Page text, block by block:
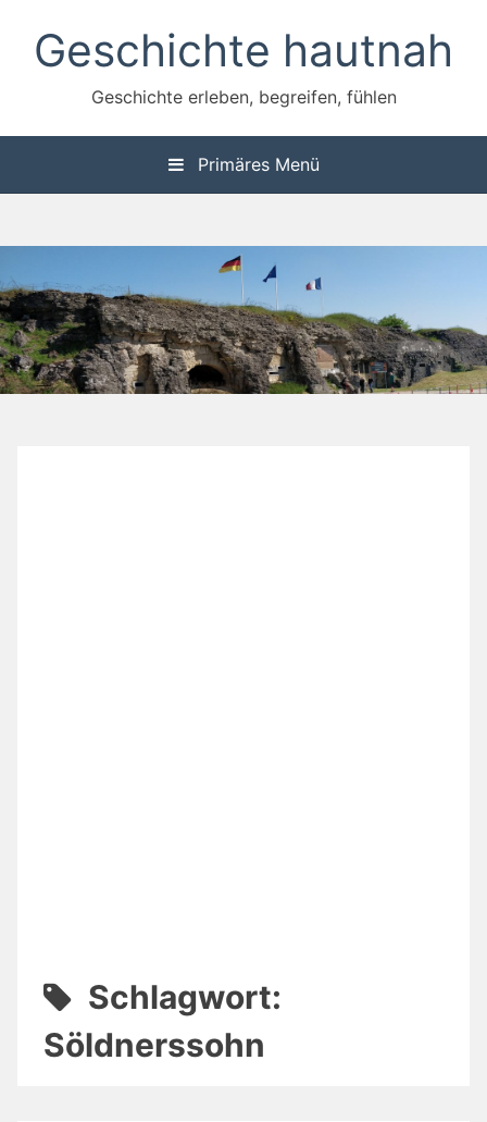
Inhalt
springenGeschichte hautnah
Geschichte erleben, begreifen, fühlen
Primäres Menü
Schlagwort:
Söldnerssohn